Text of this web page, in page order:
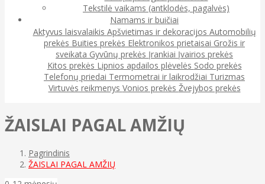
Tekstilė vaikams (antklodės, pagalvės)
Namams ir buičiai
Aktyvus laisvalaikis Apšvietimas ir dekoracijos Automobilių
prekės Buities prekės Elektronikos prietaisai Grožis ir
sveikata Gyvūnų prekės Įrankiai Įvairios prekės
Kitos prekės Lipnios apdailos plėvelės Sodo prekės
Telefonų priedai Termometrai ir laikrodžiai Turizmas
Virtuvės reikmenys Vonios prekės Žvejybos prekės
ŽAISLAI PAGAL AMŽIŲ
Pagrindinis
ŽAISLAI PAGAL AMŽIŲ